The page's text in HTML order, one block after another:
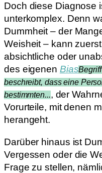
Doch diese Diagnose
unterkomplex. Denn
Dummheit – der
Weisheit – kann
absichtliche oder
des eigenen Bias
beschreibt, dass eine
bestimmten..., der
Vorurteile, mit denen
herangeht.
Darüber hinaus ist
Vergessen oder die
Frage zu stellen,